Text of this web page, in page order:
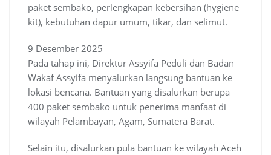
paket sembako, perlengkapan kebersihan (hygiene
kit), kebutuhan dapur umum, tikar, dan selimut.
9 Desember 2025
Pada tahap ini, Direktur Assyifa Peduli dan Badan
Wakaf Assyifa menyalurkan langsung bantuan ke
lokasi bencana. Bantuan yang disalurkan berupa
400 paket sembako untuk penerima manfaat di
wilayah Pelambayan, Agam, Sumatera Barat.
Selain itu, disalurkan pula bantuan ke wilayah Aceh